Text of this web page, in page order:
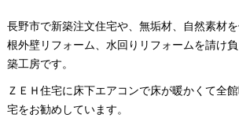
長野市で新築注文住宅や、無垢材、自然素材
根外壁リフォーム、水回りリフォームを請け
築工房です。
ＺＥＨ住宅に床下エアコンで床が暖かくて全
宅をお勧めしています。